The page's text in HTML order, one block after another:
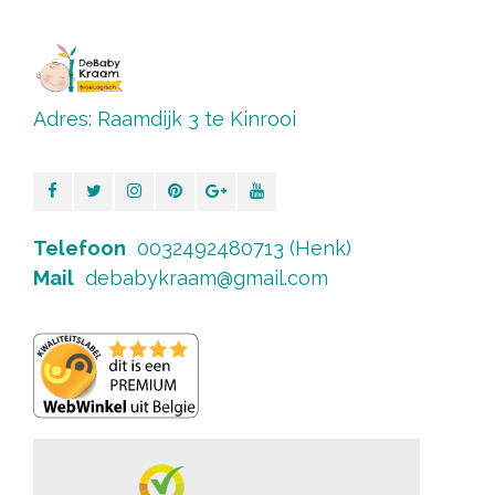
Adres: Raamdijk 3 te Kinrooi
Telefoon 0032492480713 (Henk)
Mail debabykraam@gmail.com